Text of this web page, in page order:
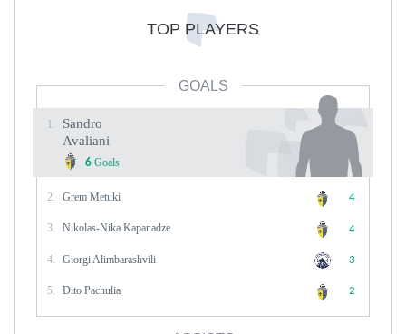
TOP PLAYERS
GOALS
1.
Sandro
Avaliani
6 Goals
2. Grem Metuki 4
3. Nikolas-Nika Kapanadze 4
4. Giorgi Alimbarashvili 3
5. Dito Pachulia 2